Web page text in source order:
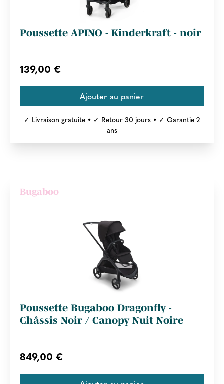
Poussette APINO - Kinderkraft - noir
139,00 €
✓ Livraison gratuite • ✓ Retour 30 jours • ✓ Garantie 2
ans
Bugaboo
Poussette Bugaboo Dragonfly -
Châssis Noir / Canopy Nuit Noire
849,00 €